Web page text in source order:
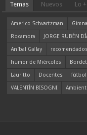
Temas Nuevos Lo +
Americo Schvartzman
Rocamora
JORGE RUBÉN
Aníbal Gallay
recomendados
humor de Miércoles
Bordet
Lauritto
Docentes fútbol
VALENTÍN BISOGNI